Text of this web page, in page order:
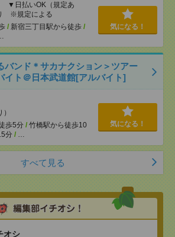
▼日払いOK（規定あ
※規定による
/ 新宿三丁目駅から徒歩 /
気になる！
バンド＊サカナクション＞ツアー
イト＠日本武道館[アルバイト]
歩5分 / 竹橋駅から徒歩10
分 / …
気になる！
すべて見る
オシ